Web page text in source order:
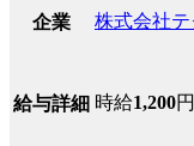
企業 株式会社
給与詳細 時給1,200